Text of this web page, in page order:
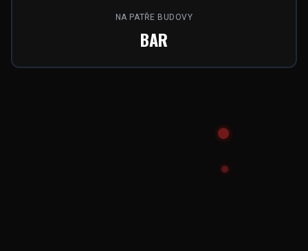
NA PATŘE BUDOVY
BAR